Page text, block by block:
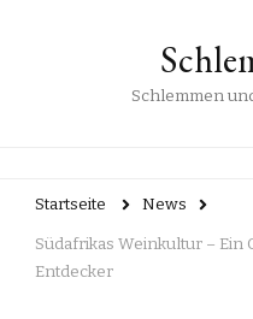
Schlemmen
Startseite News
Südafrikas Weinkultur –
Entdecker